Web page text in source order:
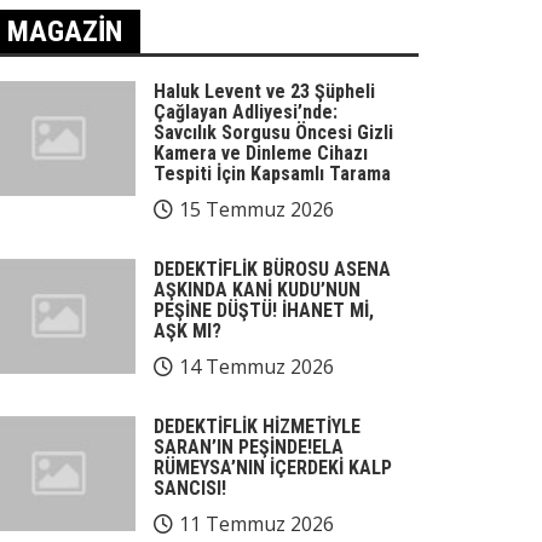
MAGAZIN
Haluk Levent ve 23 Şüpheli
Çağlayan Adliyesi’nde:
Savcılık Sorgusu Öncesi Gizli
Kamera ve Dinleme Cihazı
Tespiti İçin Kapsamlı Tarama
15 Temmuz 2026
DEDEKTİFLİK BÜROSU ASENA
AŞKINDA KANİ KUDU’NUN
PEŞİNE DÜŞTÜ! İHANET Mİ,
AŞK MI?
14 Temmuz 2026
DEDEKTİFLİK HİZMETİYLE
SARAN’IN PEŞİNDE!ELA
RÜMEYSA’NIN İÇERDEKİ KALP
SANCISI!
11 Temmuz 2026